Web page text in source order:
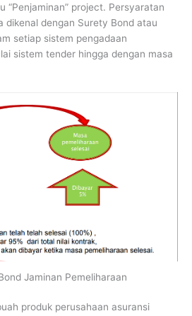
“Penjaminan” project. Persyaratan
dikenal dengan Surety Bond atau
setiap sistem pengadaan
sistem tender hingga dengan masa
Jaminan Pemeliharaan
produk perusahaan asuransi